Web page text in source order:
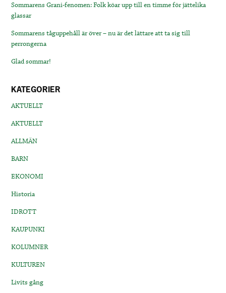
Sommarens Grani-fenomen: Folk köar upp till en timme för jättelika
glassar
Sommarens tåguppehåll är över – nu är det lättare att ta sig till
perrongerna
Glad sommar!
KATEGORIER
AKTUELLT
AKTUELLT
ALLMÄN
BARN
EKONOMI
Historia
IDROTT
KAUPUNKI
KOLUMNER
KULTUREN
Livits gång